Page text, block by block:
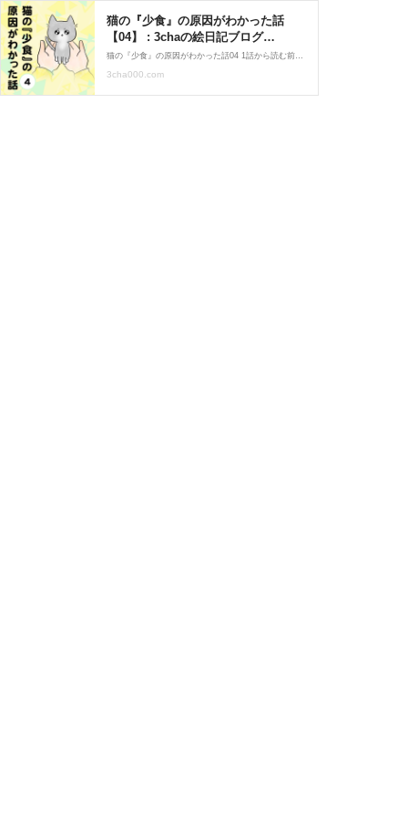
猫の『少食』の原因がわかった話
【04】 : 3chaの絵日記ブログ
Powered by ライブドアブログ
猫の『少食』の原因がわかった話04 1話から読む前の話はこちら 血便事件から２ヶ月ほどたって、アゴにニキビが出来はじめました。お尻からの出血も完治していなかったので合わせて見てもらおうと思い病院へ。ニキビに対してはバリカンで剃る事とご飯を食べた後に拭いてあげ
3cha000.com